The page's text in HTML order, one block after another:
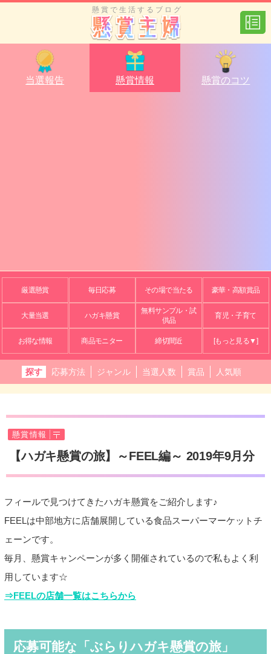
懸賞で生活するブログ
当選報告 懸賞情報 懸賞のコツ
厳選懸賞 毎日応募 その場で当たる 豪華・高額賞品
大量当選 ハガキ懸賞
無料サンプル・試
供品
育児・子育て
お得な情報 商品モニター 締切間近 [もっと見る▼]
探す 応募方法 ジャンル 当選人数 賞品 人気順
懸賞情報
【ハガキ懸賞の旅】～FEEL編～ 2019年9月分
フィールで見つけてきたハガキ懸賞をご紹介します♪
FEELは中部地方に店舗展開している食品スーパーマーケットチ
ェーンです。
毎月、懸賞キャンペーンが多く開催されているので私もよく利
用しています☆
⇒FEELの店舗一覧はこちらから
応募可能な「ぶらりハガキ懸賞の旅」